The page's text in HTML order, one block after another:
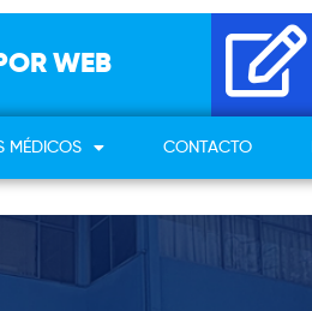
WEB
MÉDICOS CONTACTO